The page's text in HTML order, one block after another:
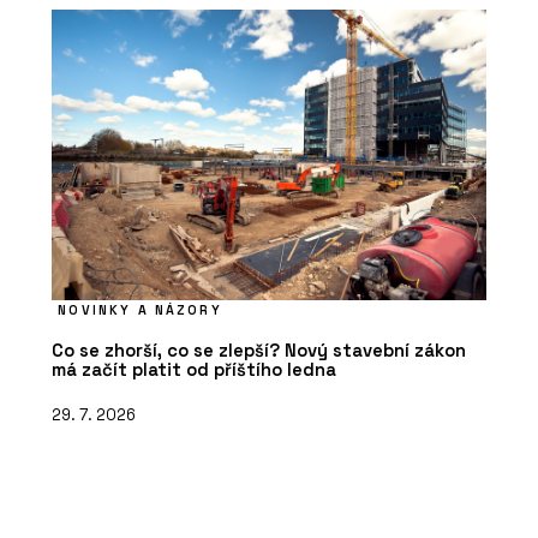
NOVINKY A NÁZORY
Co se zhorší, co se zlepší? Nový stavební zákon
má začít platit od příštího ledna
29. 7. 2026